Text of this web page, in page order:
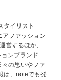
タイリスト
ファッション
営するほか、
ンブランド
々の思いやファ
は、noteでも発